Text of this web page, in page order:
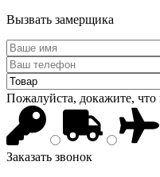
Вызвать замерщика
Пожалуйста, докажите,
Заказать звонок